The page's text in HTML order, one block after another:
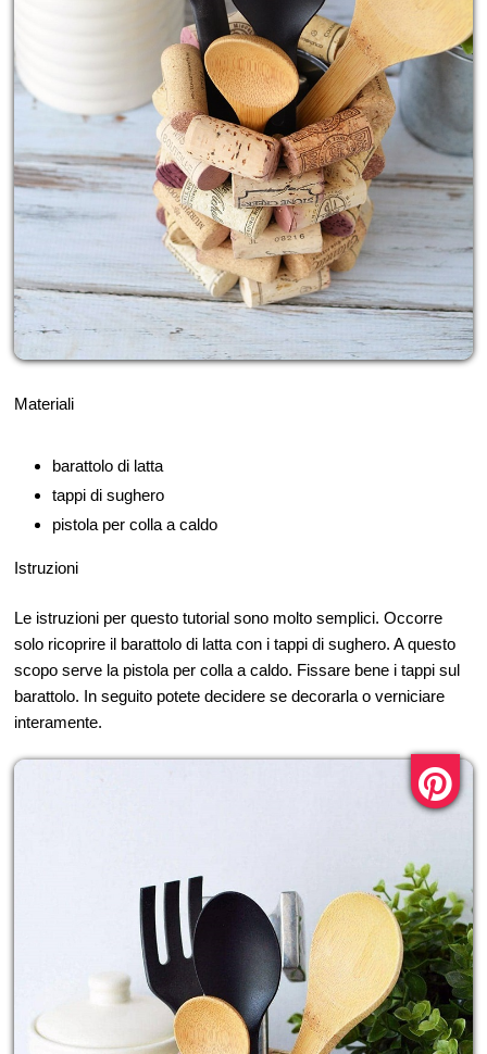
Materiali
barattolo di latta
tappi di sughero
pistola per colla a caldo
Istruzioni
Le istruzioni per questo tutorial sono molto semplici. Occorre
solo ricoprire il barattolo di latta con i tappi di sughero. A questo
scopo serve la pistola per colla a caldo. Fissare bene i tappi sul
barattolo. In seguito potete decidere se decorarla o verniciare
interamente.